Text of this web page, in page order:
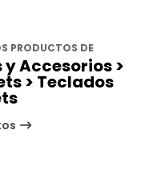
PRODUCTOS DE
Accesorios >
> Teclados